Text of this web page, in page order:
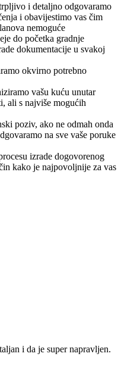
i detaljno odgovaramo
i obavijestimo vas čim
nemoguće
do početka gradnje
dokumentacije u svakoj
okvirno potrebno
vašu kuću unutar
ali s najviše mogućih
poziv, ako ne odmah onda
na sve vaše poruke
izrade dogovorenog
kako je najpovoljnije za vas
i da je super napravljen.